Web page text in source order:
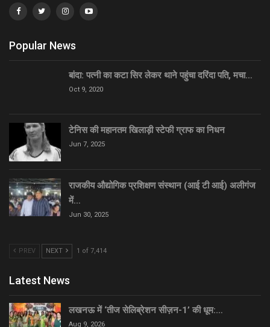
Popular News
बांदा: पत्नी का कटा सिर लेकर थाने पहुंचा दरिंदा पति, मचा…
Oct 9, 2020
टेनिस की महानतम खिलाड़ी स्टेफी ग्राफ का निधन
Jun 7, 2025
राजकीय औद्योगिक प्रशिक्षण संस्थान (आई टी आई) अलीगंज
में…
Jun 30, 2025
PREV NEXT 1 of 7,414
Latest News
लखनऊ में ‘तीज सेलिब्रेशन सीज़न-1’ की धूम:…
Aug 9, 2026